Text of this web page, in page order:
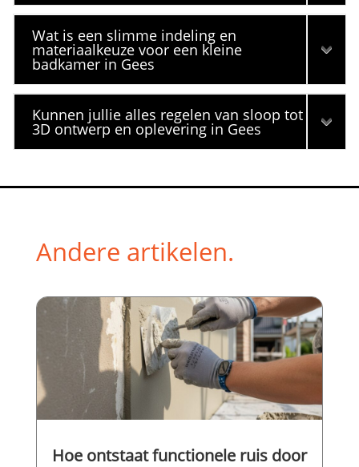
Wat is een slimme indeling en
materiaalkeuze voor een kleine
badkamer in Gees
Kunnen jullie alles regelen van sloop tot
3D ontwerp en oplevering in Gees
Andere artikelen.
Hoe ontstaat functionele ruis door